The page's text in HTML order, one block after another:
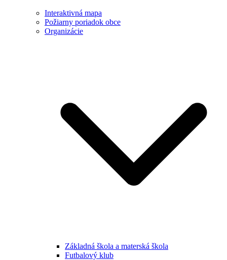
Interaktivná mapa
Požiarny poriadok obce
Organizácie
Základná škola a materská škola
Futbalový klub